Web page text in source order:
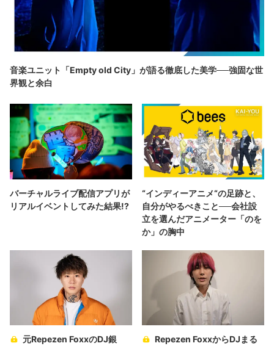
音楽ユニット「Empty old City」が語る徹底した美学──強固な世
界観と余白
バーチャルライブ配信アプリが
リアルイベントしてみた結果!?
“インディーアニメ“の足跡と、
自分がやるべきこと──会社設
立を選んだアニメーター「のを
か」の胸中
元Repezen FoxxのDJ銀
Repezen FoxxからDJまる